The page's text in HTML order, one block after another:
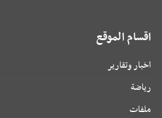
اقسام الموقع
اخبار وتقارير
رياضة
ملفات